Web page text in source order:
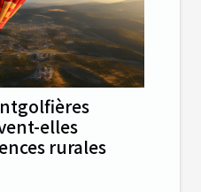
elles
rurales